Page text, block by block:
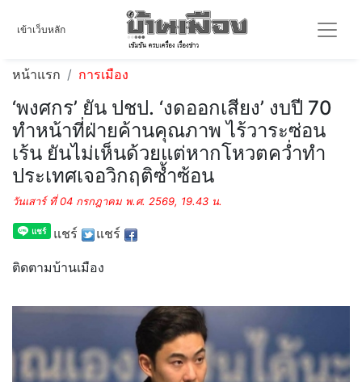
เข้าเว็บหลัก
หน้าแรก การเมือง
‘พงศกร’ ยัน ปชป. ‘งดออกเสียง’ งบปี 70
ทำหน้าที่ฝ่ายค้านคุณภาพ ไร้วาระซ่อน
เร้น ยันไม่เห็นด้วยแต่หากโหวตคว่ำทำ
ประเทศเจอวิกฤติซ้ำซ้อน
วันเสาร์ ที่ 04 กรกฎาคม พ.ศ. 2569, 19.43 น.
แชร์ แชร์
ติดตามบ้านเมือง